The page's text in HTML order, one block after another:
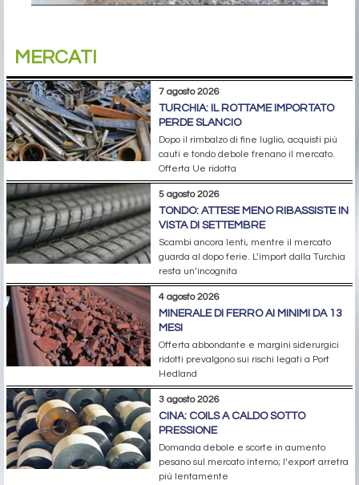
MERCATI
7 agosto 2026
TURCHIA: IL ROTTAME IMPORTATO
PERDE SLANCIO
Dopo il rimbalzo di fine luglio, acquisti più
cauti e tondo debole frenano il mercato.
Offerta Ue ridotta
5 agosto 2026
TONDO: ATTESE MENO RIBASSISTE IN
VISTA DI SETTEMBRE
Scambi ancora lenti, mentre il mercato
guarda al dopo ferie. L’import dalla Turchia
resta un’incognita
4 agosto 2026
MINERALE DI FERRO AI MINIMI DA 13
MESI
Offerta abbondante e margini siderurgici
ridotti prevalgono sui rischi legati a Port
Hedland
3 agosto 2026
CINA: COILS A CALDO SOTTO
PRESSIONE
Domanda debole e scorte in aumento
pesano sul mercato interno; l’export arretra
più lentamente